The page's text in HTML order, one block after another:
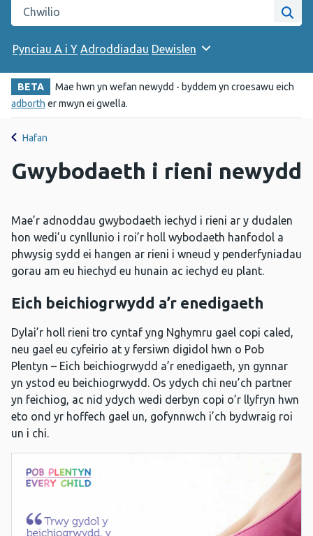
Chwilio gwefan Iechyd Cyhoeddus Cymru
Pynciau A i Y Adroddiadau Dewislen
BETA
Mae hwn yn wefan newydd - byddem yn croesawu eich
adborth er mwyn ei gwella.
Hafan
Gwybodaeth i rieni newydd
Mae’r adnoddau gwybodaeth iechyd i rieni ar y dudalen
hon wedi’u cynllunio i roi’r holl wybodaeth hanfodol a
phwysig sydd ei hangen ar rieni i wneud y penderfyniadau
gorau am eu hiechyd eu hunain ac iechyd eu plant.
Eich beichiogrwydd a’r enedigaeth
Dylai’r holl rieni tro cyntaf yng Nghymru gael copi caled,
neu gael eu cyfeirio at y fersiwn digidol hwn o Pob
Plentyn – Eich beichiogrwydd a’r enedigaeth, yn gynnar
yn ystod eu beichiogrwydd. Os ydych chi neu’ch partner
yn feichiog, ac nid ydych wedi derbyn copi o’r llyfryn hwn
eto ond yr hoffech gael un, gofynnwch i’ch bydwraig roi
un i chi.